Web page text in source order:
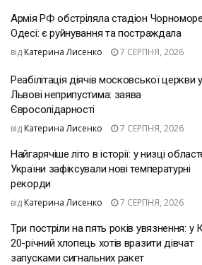
Армія РФ обстріляла стадіон
Одесі: є руйнування та постраждала
від Катерина Лисенко 7 СЕРПНЯ, 2026
Реабілітація діячів московської церкви у
Львові неприпустима: заява
Євросолідарності
від Катерина Лисенко 7 СЕРПНЯ, 2026
Найгарячіше літо в історії: у низці
України зафіксували нові температурні
рекорди
від Катерина Лисенко 7 СЕРПНЯ, 2026
Три постріли на пять років увязнення: у
20-річний хлопець хотів вразити дівчат
запусками сигнальних ракет